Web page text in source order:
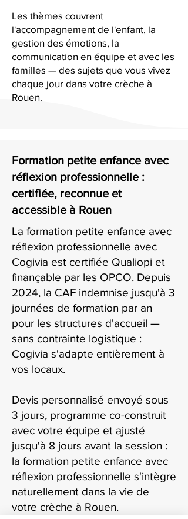
Les thèmes couvrent
l'accompagnement de l'enfant, la
gestion des émotions, la
communication en équipe et avec les
familles — des sujets que vous vivez
chaque jour dans votre crèche à
Rouen.
Formation petite enfance avec
réflexion professionnelle :
certifiée, reconnue et
accessible à Rouen
La formation petite enfance avec
réflexion professionnelle avec
Cogivia est certifiée Qualiopi et
finançable par les OPCO. Depuis
2024, la CAF indemnise jusqu'à 3
journées de formation par an
pour les structures d'accueil —
sans contrainte logistique :
Cogivia s'adapte entièrement à
vos locaux.
Devis personnalisé envoyé sous
3 jours, programme co-construit
avec votre équipe et ajusté
jusqu'à 8 jours avant la session :
la formation petite enfance avec
réflexion professionnelle s'intègre
naturellement dans la vie de
votre crèche à Rouen.